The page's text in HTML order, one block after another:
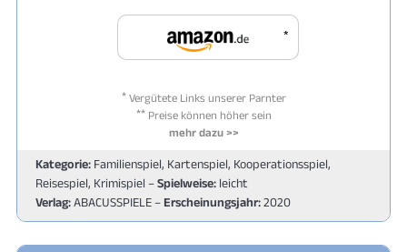
*
*Vergütete Links unserer Parnter
**Preise können höher sein
mehr dazu >>
Kategorie: Familienspiel, Kartenspiel, Kooperationsspiel,
Reisespiel, Krimispiel –Spielweise: leicht
Verlag:ABACUSSPIELE – Erscheinungsjahr:2020